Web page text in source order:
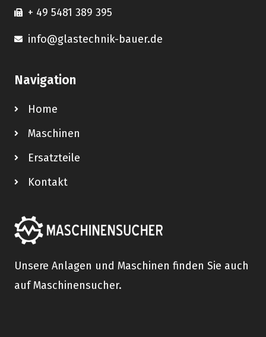
+ 49 5481 389 395
info@glastechnik-bauer.de
Navigation
Home
Maschinen
Ersatzteile
Kontakt
Unsere Anlagen und Maschinen finden Sie auch
auf Maschinensucher.